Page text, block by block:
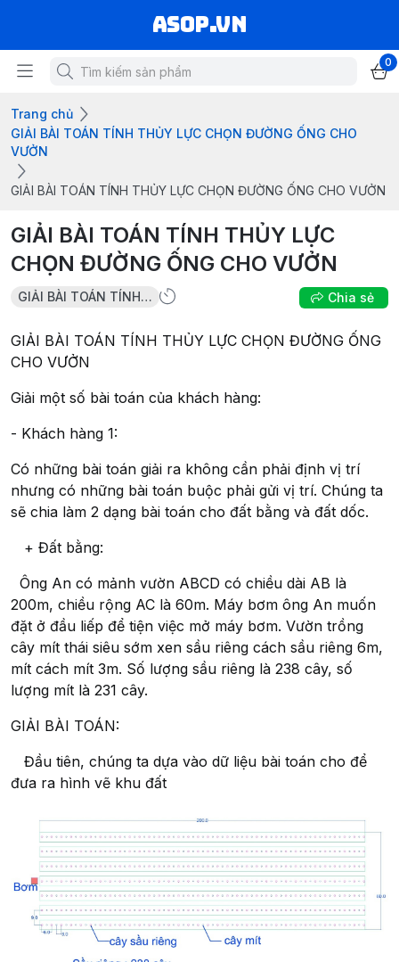
asop.vn
0
Trang chủ
GIẢI BÀI TOÁN TÍNH THỦY LỰC CHỌN ĐƯỜNG ỐNG CHO
VƯỞN
GIẢI BÀI TOÁN TÍNH THỦY LỰC CHỌN ĐƯỜNG ỐNG CHO VƯỞN
GIẢI BÀI TOÁN TÍNH THỦY LỰC
CHỌN ĐƯỜNG ỐNG CHO VƯỞN
GIẢI BÀI TOÁN TÍNH THỦY LỰC CHỌN ĐƯỜNG ỐNG CHO VƯỞN Chia sẻ
GIẢI BÀI TOÁN TÍNH THỦY LỰC CHỌN ĐƯỜNG ỐNG
CHO VƯỞN
Giải một số bài toán của khách hàng:
- Khách hàng 1:
Có những bài toán giải ra không cần phải định vị trí
nhưng có những bài toán buộc phải gửi vị trí. Chúng ta
sẽ chia làm 2 dạng bài toán cho đất bằng và đất dốc.
+ Đất bằng:
Ông An có mảnh vườn ABCD có chiều dài AB là
200m, chiều rộng AC là 60m. Máy bơm ông An muốn
đặt ở đầu liếp để tiện việc mở máy bơm. Vườn trồng
cây mít thái siêu sớm xen sầu riêng cách sầu riêng 6m,
mít cách mít 3m. Số lượng sầu riêng là 238 cây, số
lượng mít là 231 cây.
GIẢI BÀI TOÁN:
Đầu tiên, chúng ta dựa vào dữ liệu bài toán cho để
đưa ra hình vẽ khu đất